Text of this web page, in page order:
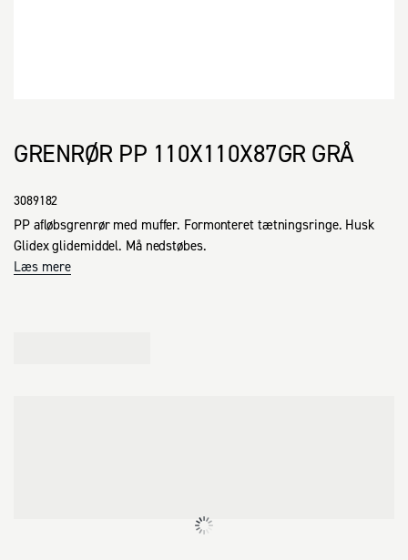
GRENRØR PP 110X110X87GR GRÅ
3089182
PP afløbsgrenrør med muffer. Formonteret tætningsringe. Husk
Glidex glidemiddel. Må nedstøbes.
Læs mere